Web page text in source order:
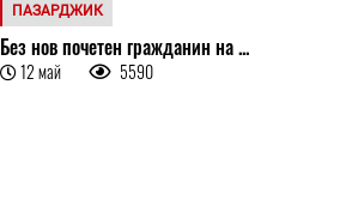
ПАЗАРДЖИК
Без нов почетен гражданин на ...
12 май 5590